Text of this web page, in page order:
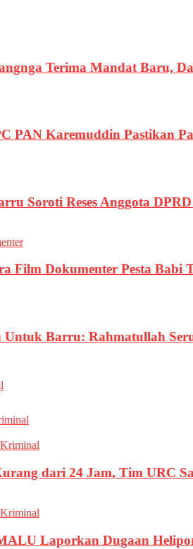
Terima Mandat Baru,
PAN Karemuddin Pastikan
Soroti Reses Anggota
Film Dokumenter Pesta
Untuk Barru: Rahmatullah
dari 24 Jam, Tim URC
Laporkan Dugaan